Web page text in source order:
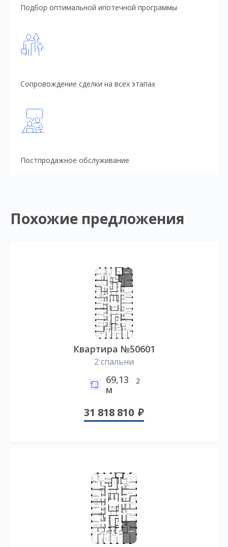
Подбор оптимальной ипотечной программы
Сопровождение сделки на всех этапах
Постпродажное обслуживание
Похожие предложения
Квартира №50601
2 спальни
69,13
м
2
31 818 810